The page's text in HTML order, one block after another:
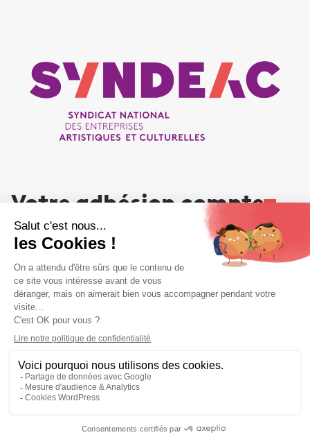
Votre adhésion compte
NOUS REJOINDRE
Liens utiles